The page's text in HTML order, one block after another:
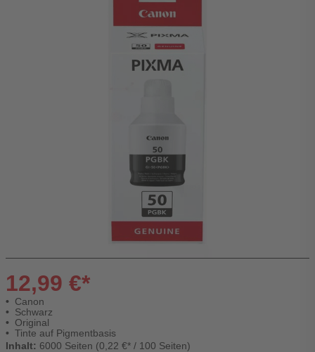
12,99 €*
Canon
Schwarz
Original
Tinte auf Pigmentbasis
Inhalt: 6000 Seiten (0,22 €* / 100 Seiten)